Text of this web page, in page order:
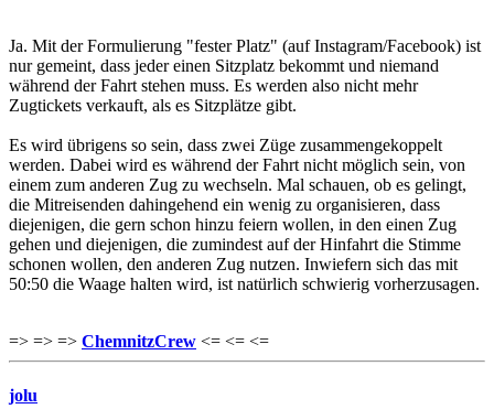
Ja. Mit der Formulierung "fester Platz" (auf Instagram/Facebook) ist
nur gemeint, dass jeder einen Sitzplatz bekommt und niemand
während der Fahrt stehen muss. Es werden also nicht mehr
Zugtickets verkauft, als es Sitzplätze gibt.
Es wird übrigens so sein, dass zwei Züge zusammengekoppelt
werden. Dabei wird es während der Fahrt nicht möglich sein, von
einem zum anderen Zug zu wechseln. Mal schauen, ob es gelingt,
die Mitreisenden dahingehend ein wenig zu organisieren, dass
diejenigen, die gern schon hinzu feiern wollen, in den einen Zug
gehen und diejenigen, die zumindest auf der Hinfahrt die Stimme
schonen wollen, den anderen Zug nutzen. Inwiefern sich das mit
50:50 die Waage halten wird, ist natürlich schwierig vorherzusagen.
=> => => ChemnitzCrew <= <= <=
jolu